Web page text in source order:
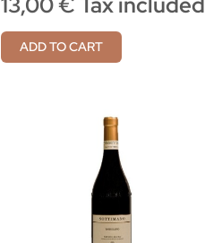
ADD TO CART